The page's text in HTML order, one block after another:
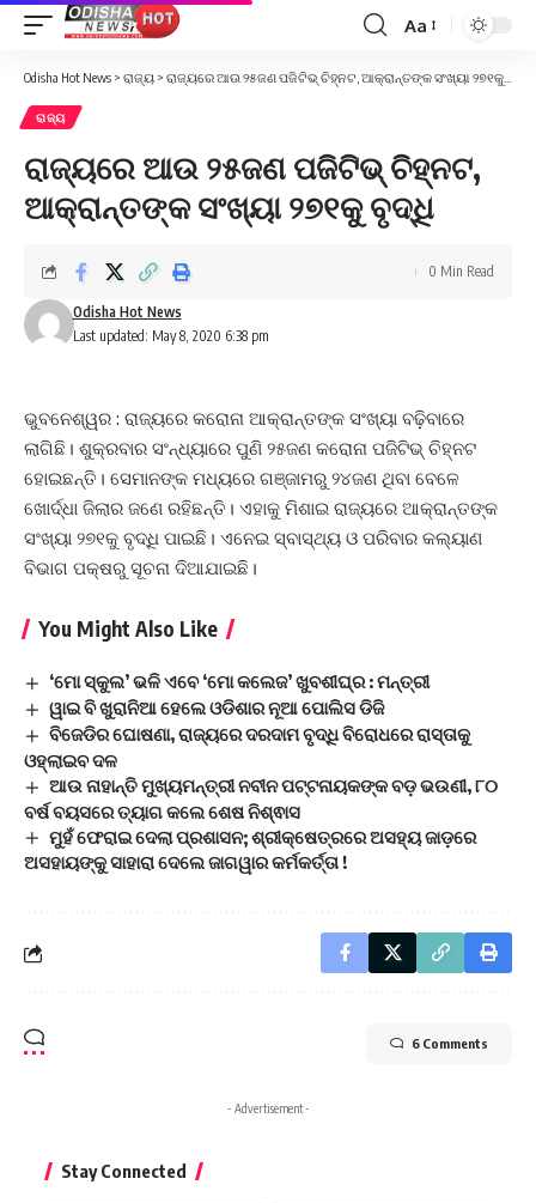
Font
Aa
Odisha Hot News > ରାଜ୍ୟ > ରାଜ୍ୟରେ ଆଉ ୨୫ଜଣ ପଜିଟିଭ୍‌ ଚିହ୍ନଟ, ଆକ୍ରାନ୍ତଙ୍କ ସଂଖ୍ୟା ୨୭୧କୁ ବୃଦ୍ଧି
ରାଜ୍ୟ
ରାଜ୍ୟରେ ଆଉ ୨୫ଜଣ ପଜିଟିଭ୍‌ ଚିହ୍ନଟ,
ଆକ୍ରାନ୍ତଙ୍କ ସଂଖ୍ୟା ୨୭୧କୁ ବୃଦ୍ଧି
Last updated: May 8, 2020 6:38 pm
Odisha Hot News
0 Min Read
ଭୁବନେଶ୍ୱର : ରାଜ୍ୟରେ କରୋନା ଆକ୍ରାନ୍ତଙ୍କ ସଂଖ୍ୟା ବଢ଼ିବାରେ
ଲାଗିଛି। ଶୁକ୍ରବାର ସଂନ୍ଧ୍ୟାରେ ପୁଣି ୨୫ଜଣ କରୋନା ପଜିଟିଭ୍‌ ଚିହ୍ନଟ
ହୋଇଛନ୍ତି। ସେମାନଙ୍କ ମଧ୍ୟରେ ଗଞ୍ଜାମରୁ ୨୪ଜଣ ଥିବା ବେଳେ
ଖୋର୍ଦ୍ଧା ଜିଲାର ଜଣେ ରହିଛନ୍ତି। ଏହାକୁ ମିଶାଇ ରାଜ୍ୟରେ ଆକ୍ରାନ୍ତଙ୍କ
ସଂଖ୍ୟା ୨୭୧କୁ ବୃଦ୍ଧି ପାଇଛି। ଏନେଇ ସ୍ବାସ୍ଥ୍ୟ ଓ ପରିବାର କଲ୍ୟାଣ
ବିଭାଗ ପକ୍ଷରୁ ସୂଚନା ଦିଆଯାଇଛି।
You Might Also Like
‘ମୋ ସ୍କୁଲ’ ଭଳି ଏବେ ‘ମୋ କଲେଜ’ ଖୁବଶୀଘ୍ର : ମନ୍ତ୍ରୀ
ୱାଇ ବି ଖୁରାନିଆ ହେଲେ ଓଡିଶାର ନୂଆ ପୋଲିସ ଡିଜି
ବିଜେଡିର ଘୋଷଣା, ରାଜ୍ୟରେ ଦରଦାମ ବୃଦ୍ଧି ବିରୋଧରେ ରାସ୍ତାକୁ
ଓହ୍ଲାଇବ ଦଳ
ଆଉ ନାହାନ୍ତି ମୁଖ୍ୟମନ୍ତ୍ରୀ ନବୀନ ପଟ୍ଟନାୟକଙ୍କ ବଡ଼ ଭଉଣୀ, ୮୦
ବର୍ଷ ବୟସରେ ତ୍ୟାଗ କଲେ ଶେଷ ନିଶ୍ଵାସ
ମୁହଁ ଫେରାଇ ଦେଲା ପ୍ରଶାସନ; ଶ୍ରୀକ୍ଷେତ୍ରରେ ଅସହ୍ୟ ଜାଡ଼ରେ
ଅସହାୟଙ୍କୁ ସାହାରା ଦେଲେ ଜାଗୱାର କର୍ମକର୍ତ୍ତା !
6 Comments
- Advertisement -
Stay Connected